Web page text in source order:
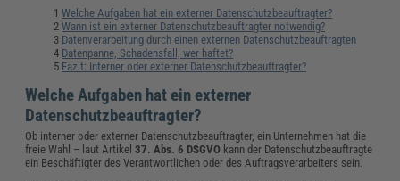
Welche Aufgaben hat ein externer Datenschutzbeauftragter?
Wann ist ein externer Datenschutzbeauftragter notwendig?
Datenverarbeitung durch einen externen Datenschutzbeauftragten
Datenpanne, Schadensfall, wer haftet?
Fazit: Interner oder externer Datenschutzbeauftragter?
Welche Aufgaben hat ein externer
Datenschutzbeauftragter?
Ob interner oder externer Datenschutzbeauftragter, ein Unternehmen hat die
freie Wahl – laut Artikel37. Abs. 6 DSGVO kann der Datenschutzbeauftragte
ein Beschäftigter des Verantwortlichen oder des Auftragsverarbeiters sein.